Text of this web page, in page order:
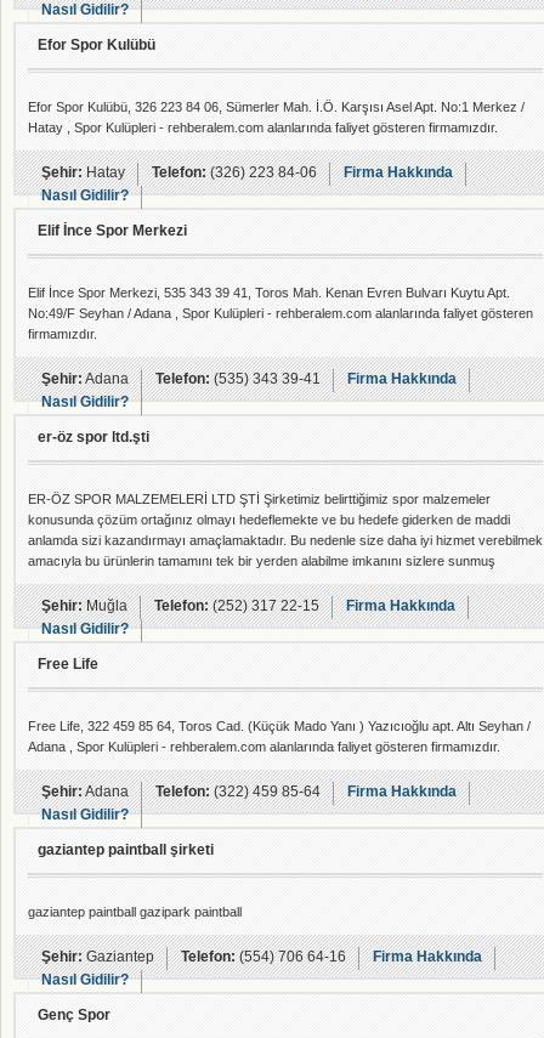
Nasıl Gidilir?
Efor Spor Kulübü
Efor Spor Kulübü, 326 223 84 06, Sümerler Mah. İ.Ö. Karşısı Asel Apt. No:1 Merkez /
Hatay , Spor Kulüpleri - rehberalem.com alanlarında faliyet gösteren firmamızdır.
Şehir:Hatay Telefon:(326) 223 84-06
Firma Hakkında
Nasıl Gidilir?
Elif İnce Spor Merkezi
Elif İnce Spor Merkezi, 535 343 39 41, Toros Mah. Kenan Evren Bulvarı Kuytu Apt.
No:49/F Seyhan / Adana , Spor Kulüpleri - rehberalem.com alanlarında faliyet gösteren
firmamızdır.
Şehir:Adana Telefon:(535) 343 39-41
Firma Hakkında
Nasıl Gidilir?
er-öz spor ltd.şti
ER-ÖZ SPOR MALZEMELERİ LTD ŞTİ Şirketimiz belirttiğimiz spor malzemeler
konusunda çözüm ortağınız olmayı hedeflemekte ve bu hedefe giderken de maddi
anlamda sizi kazandırmayı amaçlamaktadır. Bu nedenle size daha iyi hizmet verebilmek
amacıyla bu ürünlerin tamamını tek bir yerden alabilme imkanını sizlere sunmuş
bulunmaktayız. Ayrıca Tüm Türkiye?ye online olarak satış yapmaktayız. Ürün bilgisi
veya toplu alımlarda sitemiz dışında bize telefonla ya da mail ile ulaşabilirsiniz.
Saygılarımızla; ürün grubları Spor malzeme
Şehir:Muğla Telefon:(252) 317 22-15
Firma Hakkında
Nasıl Gidilir?
Free Life
Free Life, 322 459 85 64, Toros Cad. (Küçük Mado Yanı ) Yazıcıoğlu apt. Altı Seyhan /
Adana , Spor Kulüpleri - rehberalem.com alanlarında faliyet gösteren firmamızdır.
Şehir:Adana Telefon:(322) 459 85-64
Firma Hakkında
Nasıl Gidilir?
gaziantep paintball şirketi
gaziantep paintball gazipark paintball
Şehir:Gaziantep Telefon:(554) 706 64-16
Firma Hakkında
Nasıl Gidilir?
Genç Spor